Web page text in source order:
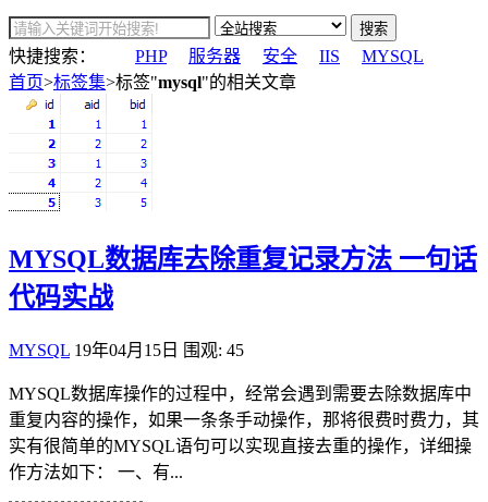
搜索
快捷搜索： PHP 服务器 安全 IIS
MYSQL
首页>标签集>标签"mysql"的相关文章
MYSQL数据库去除重复记录方法 一句话
代码实战
MYSQL 19年04月15日 围观: 45
MYSQL数据库操作的过程中，经常会遇到需要去除数据库中
重复内容的操作，如果一条条手动操作，那将很费时费力，其
实有很简单的MYSQL语句可以实现直接去重的操作，详细操
作方法如下： 一、有...